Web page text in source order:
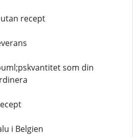
recept
som din
i Belgien